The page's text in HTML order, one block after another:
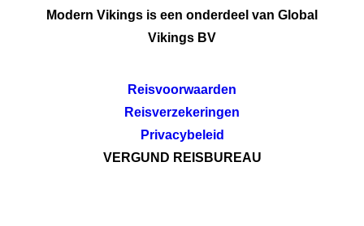
Modern Vikings is een onderdeel van Global
Vikings BV
Reisvoorwaarden
Reisverzekeringen
Privacybeleid
VERGUND REISBUREAU